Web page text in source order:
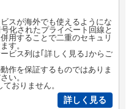
スが海外でも使えるようにな
化されたプライベート回線と
用することで二重のセキュリ
す。
ビス列は｢詳しく見る｣からご
作を保証するものではありま
い。
おりません。
詳しく見る